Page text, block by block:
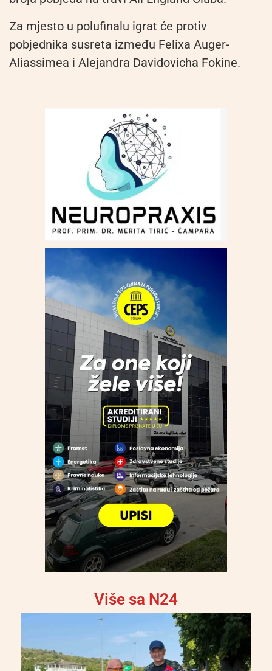
Za mjesto u polufinalu igrat će protiv
pobjednika susreta između Felixa Auger-
Aliassimea i Alejandra Davidovicha Fokine.
Više sa N24